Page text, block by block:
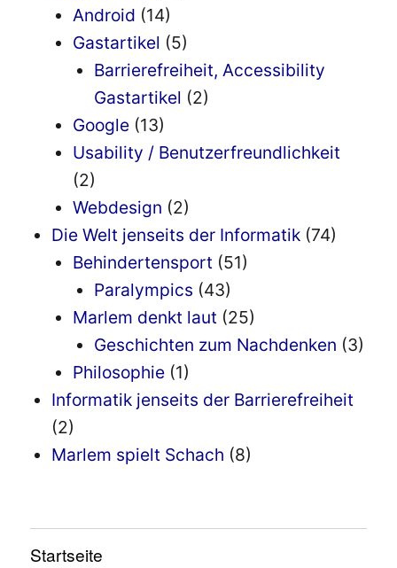
Android (14)
Gastartikel (5)
Barrierefreiheit, Accessibility
Gastartikel (2)
Google (13)
Usability / Benutzerfreundlichkeit
(2)
Webdesign (2)
Die Welt jenseits der Informatik (74)
Behindertensport (51)
Paralympics (43)
Marlem denkt laut (25)
Geschichten zum Nachdenken (3)
Philosophie (1)
Informatik jenseits der Barrierefreiheit
(2)
Marlem spielt Schach (8)
Startseite